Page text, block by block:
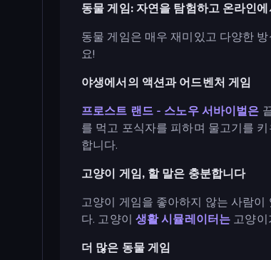
동물 게임: 자연을 탐험하고 온라인
동물 게임은 매우 재미있고 다양한
요!
야생에서의 액션과 어드벤처 게임
프로스트 랜드 - 스노우 서바이벌은
를 먹고 포식자를 피하며 물고기를
합니다.
고양이 게임, 할 말은 충분합니다
고양이 게임을 좋아하지 않는 사람이
다. 고양이 생활 시뮬레이터는 고양
더 많은 동물 게임